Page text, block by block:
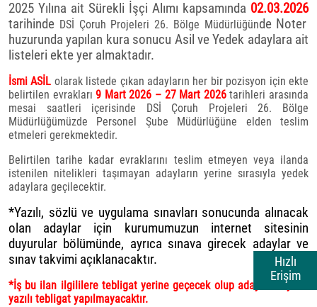
Hızlı
Erişim
2025 Yılına ait Sürekli İşçi Alımı kapsamında 02.03.2026
tarihinde DSİ Çoruh Projeleri 26. Bölge Müdürlüğünde Noter
huzurunda yapılan kura sonucu Asil ve Yedek adaylara ait
listeleri ekte yer almaktadır.
İsmi ASİL olarak listede çıkan adayların her bir pozisyon için ekte
belirtilen evrakları9 Mart 2026 – 27 Mart 2026tarihleri arasında
mesai saatleri içerisinde DSİ Çoruh Projeleri 26. Bölge
Müdürlüğümüzde Personel Şube Müdürlüğüne elden teslim
etmeleri gerekmektedir.
Belirtilen tarihe kadar evraklarını teslim etmeyen veya ilanda
istenilen nitelikleri taşımayan adayların yerine sırasıyla yedek
adaylara geçilecektir.
*Yazılı, sözlü ve uygulama sınavları sonucunda alınacak
olan adaylar için kurumumuzun internet sitesinin
duyurular bölümünde, ayrıca sınava girecek adaylar ve
sınav takvimi açıklanacaktır.
*İş bu ilan ilgililere tebligat yerine geçecek olup adaylara ayrıca
yazılı tebligat yapılmayacaktır.